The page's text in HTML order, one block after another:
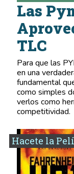
Las
TLC
Para que las
en una
fundamental
como simples
verlos como
competitividad.
Hacete la